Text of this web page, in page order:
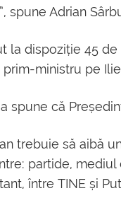
spune Adrian
la dispoziție 45
ministru pe
spune că
trebuie să aibă
partide,
între TINE și